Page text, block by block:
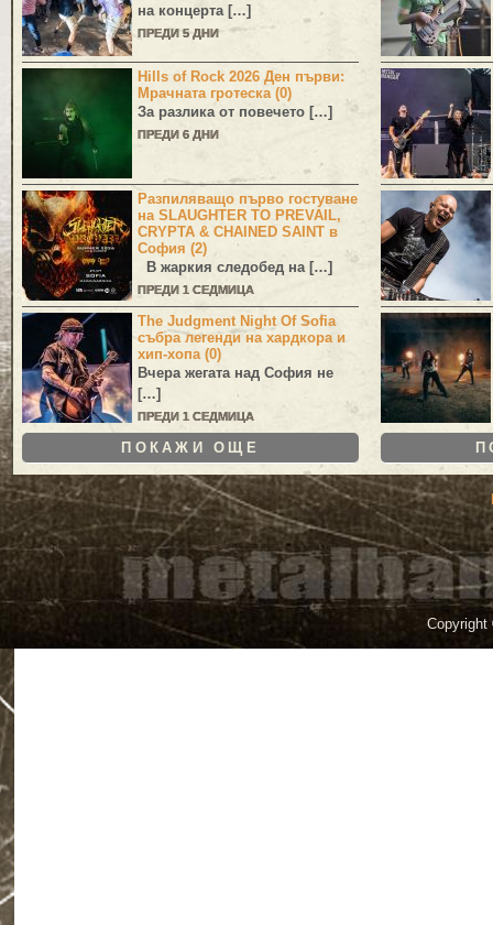
на концерта […]
ПРЕДИ 5 ДНИ
Hills of Rock 2026 Ден първи:
Мрачната гротеска (0)
За разлика от повечето […]
ПРЕДИ 6 ДНИ
Разпиляващо първо гостуване
на SLAUGHTER TO PREVAIL,
CRYPTA & CHAINED SAINT в
София (2)
В жаркия следобед на […]
ПРЕДИ 1 СЕДМИЦА
The Judgment Night Of Sofia
събра легенди на хардкора и
хип-хопа (0)
Вчера жегата над София не
[…]
ПРЕДИ 1 СЕДМИЦА
ПОКАЖИ ОЩЕ